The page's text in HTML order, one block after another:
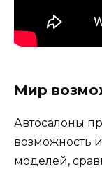
Мир
Автосалоны
возможность
моделей,